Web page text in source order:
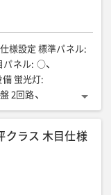
仕様設定 標準パネル:
パネル: ○
備 蛍光灯:
2回路
ン用×1
室内高(mm):
クラス 木目仕様